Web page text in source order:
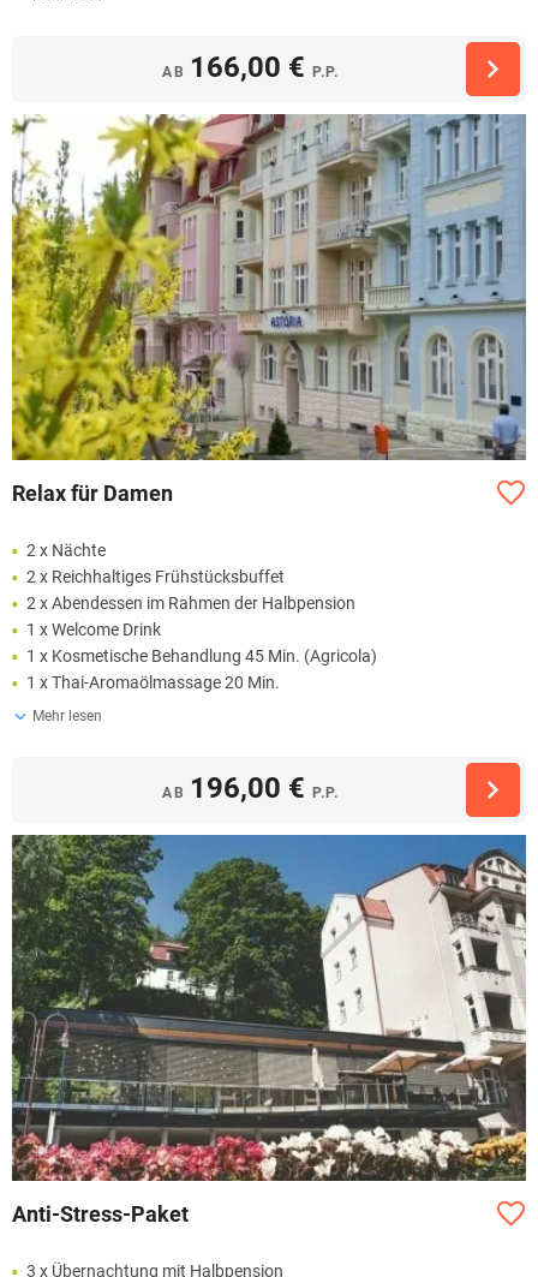
AB 166,00 € P.P.
Relax für Damen
2 x Nächte
2 x Reichhaltiges Frühstücksbuffet
2 x Abendessen im Rahmen der Halbpension
1 x Welcome Drink
1 x Kosmetische Behandlung 45 Min. (Agricola)
1 x Thai-Aromaölmassage 20 Min.
Mehr lesen
AB 196,00 € P.P.
Anti-Stress-Paket
3 x Übernachtung mit Halbpension